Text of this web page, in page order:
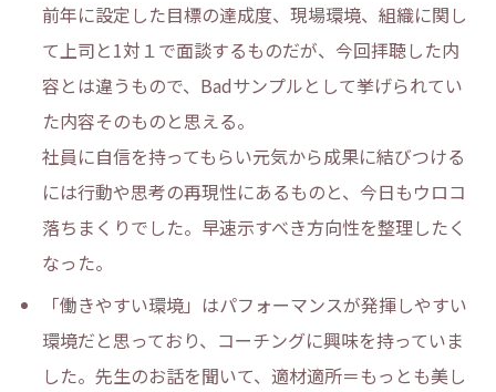
前年に設定した目標の達成度、現場環境、組織に関し
て上司と1対１で面談するものだが、今回拝聴した内
容とは違うもので、Badサンプルとして挙げられてい
た内容そのものと思える。
社員に自信を持ってもらい元気から成果に結びつける
には行動や思考の再現性にあるものと、今日もウロコ
落ちまくりでした。早速示すべき方向性を整理したく
なった。
「働きやすい環境」はパフォーマンスが発揮しやすい
環境だと思っており、コーチングに興味を持っていま
した。先生のお話を聞いて、適材適所＝もっとも美し